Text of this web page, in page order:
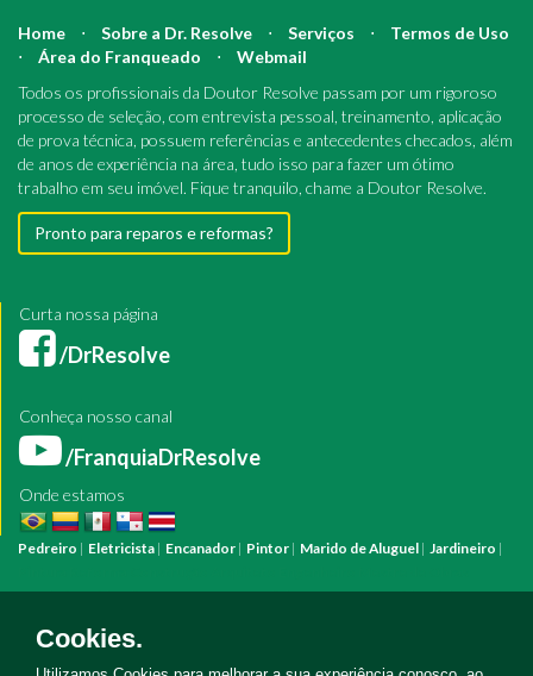
Home ⋅ Sobre a Dr. Resolve ⋅ Serviços ⋅
Termos de Uso
⋅
Área do Franqueado ⋅
Webmail
Todos os profissionais da Doutor Resolve passam por um rigoroso
processo de seleção, com entrevista pessoal, treinamento, aplicação
de prova técnica, possuem referências e antecedentes checados, além
de anos de experiência na área, tudo isso para fazer um ótimo
trabalho em seu imóvel. Fique tranquilo, chame a Doutor Resolve.
Pronto para reparos e reformas?
Curta nossa página
/DrResolve
Conheça nosso canal
/FranquiaDrResolve
Onde estamos
Pedreiro | Eletricista | Encanador | Pintor | Marido de Aluguel | Jardineiro |
Bombeiro HidráulicoManutenção PredialManutenção Residencial
ReformaServiço Eletricista
HidráulicaServiço PedreiroServiço Construção
Cookies.